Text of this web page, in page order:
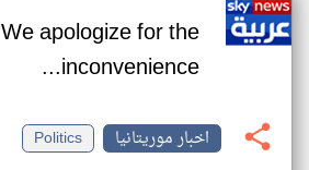
We apologize for the
inconvenience...
اخبار موريتانيا
Politics